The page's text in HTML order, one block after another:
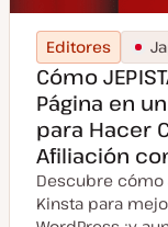
Editores
Cómo
Página en
para Hacer
Afiliación
Descubre cómo
Kinsta para